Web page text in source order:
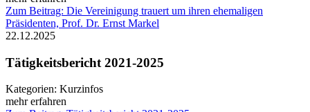
Zum Beitrag: Die Vereinigung trauert um ihren ehemaligen
Präsidenten, Prof. Dr. Ernst Markel
22.12.2025
Tätigkeitsbericht 2021-2025
Kategorien: Kurzinfos
mehr erfahren